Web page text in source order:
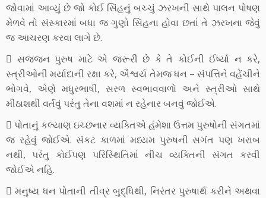
જોવામાં આવ્યું છે જો કોઈ સિંહનું બચ્ચું ઝરખની સાથે પાલન પોષણ
મેળવે તો સંસ્કારમાં બધા જ ગુણો સિંહના હોવા છતાં તે ઝરખના જેવું
જ આચરણ કરવા લાગે છે.
 સજ્જન પુરુષ માટે એ જરૂરી છે કે તે કોઈની ઈર્ષ્યા ન કરે,
સ્ત્રીઓની મર્યાદાની રક્ષા કરે, ઐશ્વર્ય તેમજ ધન – સંપત્તિને વહેંચીને
ભોગવે, એણે મધુરભાષી, સરળ સ્વભાવવાળો અને સ્ત્રીઓ સાથે
મીઠાશથી વર્તવું પરંતુ તેના વશમાં ન રહેનાર બનવું જોઈએ.
 પોતાનું કલ્યાણ ઇચ્છનાર વ્યક્તિએ હંમેશા ઉત્તમ પુરુષોની સંગતમાં
જ રહેવું જોઈએ. સંકટ કાળમાં મધ્યમ પુરુષની સગંત પણ ખરાબ
નથી, પરંતુ કોઈપણ પરિસ્થિતિમાં નીચ વ્યક્તિની સંગત કરવી
જોઈએ નહિ.
 મનુષ્ય ધન પોતાની તીવ્ર બુદ્ધિથી, નિરંતર પુરુષાર્થ કરીને અથવા